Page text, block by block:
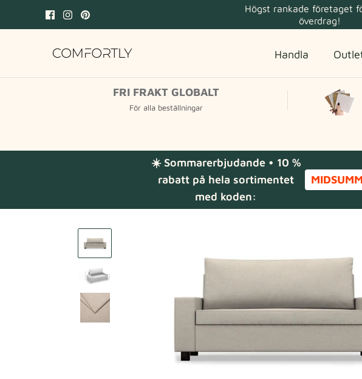
Högst rankade företaget
överdrag!
Handla
FRI FRAKT GLOBALT
För alla beställningar
☀️ Sommarerbjudande • 10 %
rabatt på hela sortimentet
med koden: